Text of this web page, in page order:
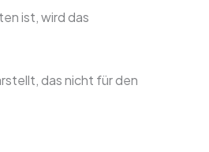
ist, wird das
das nicht für den